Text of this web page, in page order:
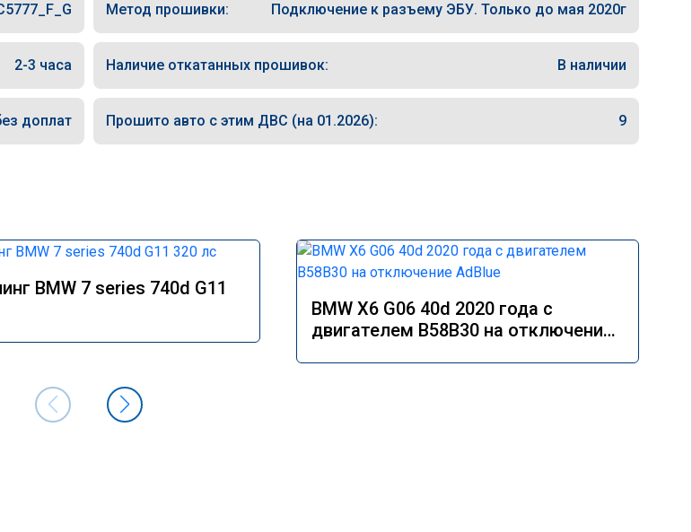
Метод прошивки: Подключение к разъему ЭБУ. Только до мая 2020г
2-3 часа Наличие откатанных прошивок: В наличии
доплат Прошито авто с этим ДВС (на 01.2026): 9
BMW 7 series 740d G11
BMW X6 G06 40d 2020 года с
двигателем B58B30 на отключение